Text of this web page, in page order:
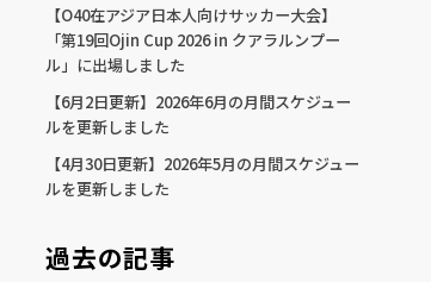
【O40在アジア日本人向けサッカー大会】
「第19回Ojin Cup 2026 in クアラルンプー
ル」に出場しました
【6月2日更新】2026年6月の月間スケジュー
ルを更新しました
【4月30日更新】2026年5月の月間スケジュー
ルを更新しました
過去の記事